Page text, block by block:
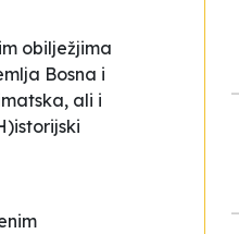
obilježjima
Bosna i
ali i